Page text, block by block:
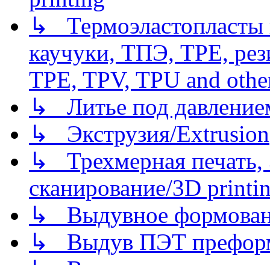
↳
каучуки, ТПЭ, TPE,
TPE, TPV, TPU and
↳ Литье под
↳ Экструзия/Extrusion
↳ Трехмерная
сканирование/3D
↳ Выдувное
↳ Выдув ПЭТ